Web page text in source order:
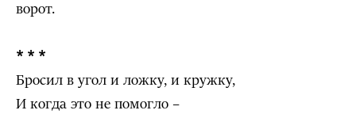
ворот.
* * *
Бросил в угол и ложку, и кружку,
И когда это не помогло –